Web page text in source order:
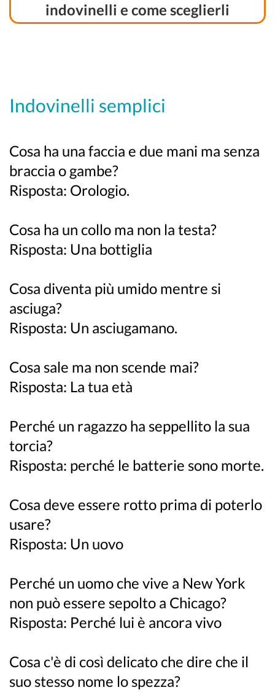
indovinelli e come sceglierli
Indovinelli semplici
Cosa ha una faccia e due mani ma senza
braccia o gambe?
Risposta: Orologio.
Cosa ha un collo ma non la testa?
Risposta: Una bottiglia
Cosa diventa più umido mentre si
asciuga?
Risposta: Un asciugamano.
Cosa sale ma non scende mai?
Risposta: La tua età
Perché un ragazzo ha seppellito la sua
torcia?
Risposta: perché le batterie sono morte.
Cosa deve essere rotto prima di poterlo
usare?
Risposta: Un uovo
Perché un uomo che vive a New York
non può essere sepolto a Chicago?
Risposta: Perché lui è ancora vivo
Cosa c'è di così delicato che dire che il
suo stesso nome lo spezza?